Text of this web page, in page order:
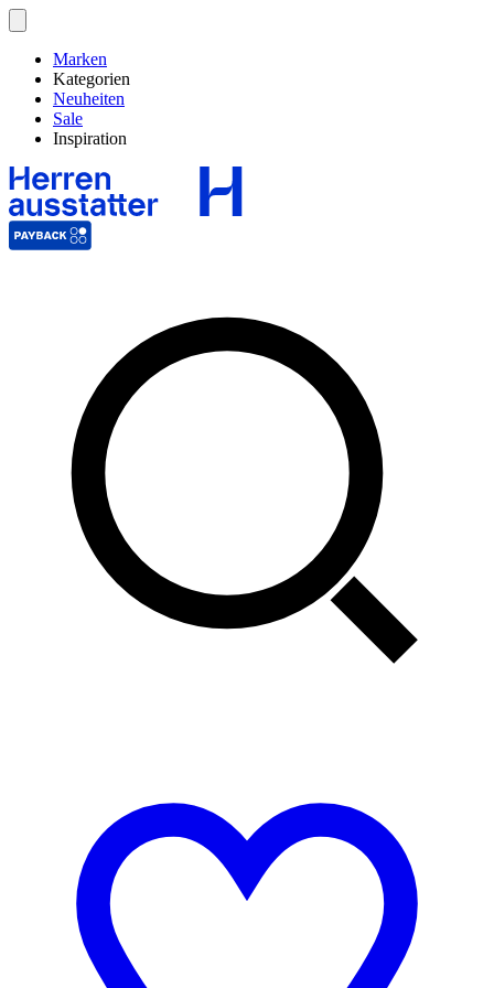
Marken
Kategorien
Neuheiten
Sale
Inspiration